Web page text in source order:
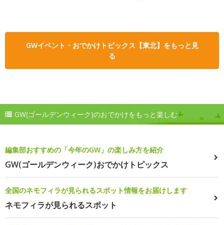
GWイベント・おでかけトピックス【東北】をもっと見
る
GW(ゴールデンウィーク)のおでかけをもっと楽しむ
編集部おすすめの「今年のGW」の楽しみ方を紹介
GW(ゴールデンウィーク)おでかけトピックス
全国のネモフィラが見られるスポット情報をお届けします
ネモフィラが見られるスポット